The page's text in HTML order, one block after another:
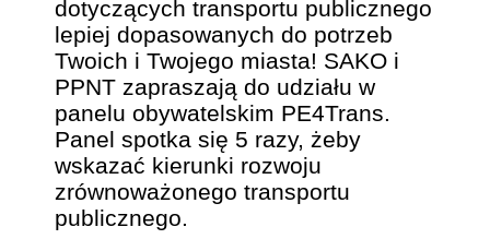
dotyczących transportu publicznego
lepiej dopasowanych do potrzeb
Twoich i Twojego miasta! SAKO i
PPNT zapraszają do udziału w
panelu obywatelskim PE4Trans.
Panel spotka się 5 razy, żeby
wskazać kierunki rozwoju
zrównoważonego transportu
publicznego.